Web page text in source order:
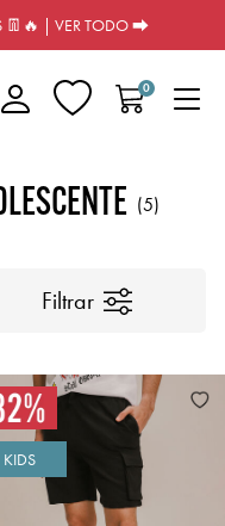
👖🔥 | VER TODO ⮕
0
(5)
Filtrar
KIDS